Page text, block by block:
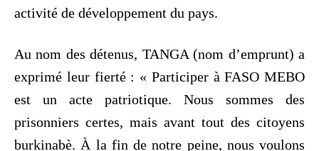
activité de développement du pays.
Au nom des détenus, TANGA (nom d’emprunt) a
exprimé leur fierté : « Participer à FASO MEBO
est un acte patriotique. Nous sommes des
prisonniers certes, mais avant tout des citoyens
burkinabè. À la fin de notre peine, nous voulons